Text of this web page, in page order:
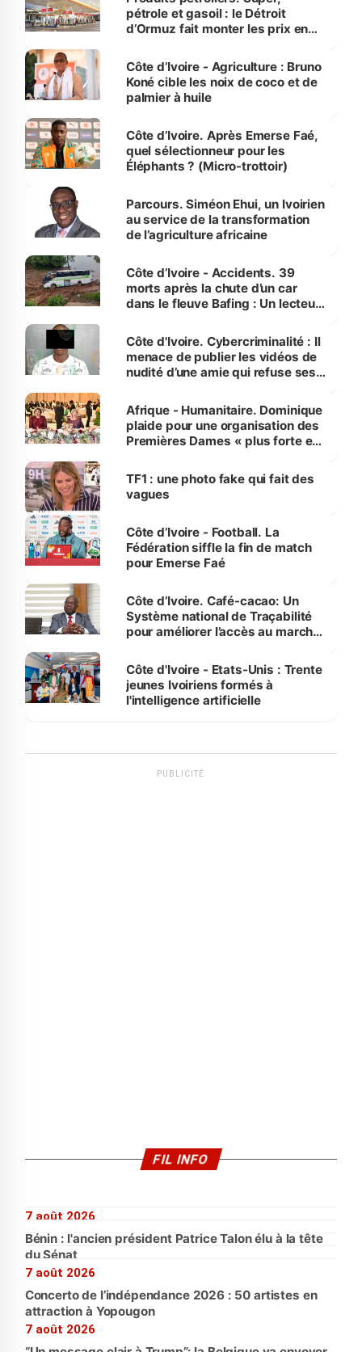
pétrole et gasoil : le Détroit
d’Ormuz fait monter les prix en
Côte d’Ivoire - Agriculture : Bruno
Koné cible les noix de coco et de
palmier à huile
Côte d’Ivoire. Après Emerse Faé,
quel sélectionneur pour les
Éléphants ? (Micro-trottoir)
Parcours. Siméon Ehui, un Ivoirien
au service de la transformation
de l’agriculture africaine
Côte d’Ivoire - Accidents. 39
morts après la chute d’un car
dans le fleuve Bafing : Un lecteur
des Transports
Côte d'Ivoire. Cybercriminalité : Il
menace de publier les vidéos de
nudité d’une amie qui refuse ses
Afrique - Humanitaire. Dominique
plaide pour une organisation des
Premières Dames « plus forte et
sur la scène internationale »
TF1 : une photo fake qui fait des
vagues
Côte d’Ivoire - Football. La
Fédération siffle la fin de match
pour Emerse Faé
Côte d’Ivoire. Café-cacao: Un
Système national de Traçabilité
pour améliorer l’accès au marché
Côte d'Ivoire - Etats-Unis : Trente
jeunes Ivoiriens formés à
l'intelligence artificielle
PUBLICITÉ
FIL INFO
7 août 2026
Bénin : l'ancien président Patrice Talon élu à la tête
du Sénat
7 août 2026
Concerto de l’indépendance 2026 : 50 artistes en
attraction à Yopougon
7 août 2026